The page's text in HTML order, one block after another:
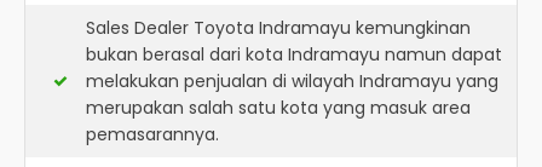
Sales Dealer Toyota Indramayu kemungkinan
bukan berasal dari kota Indramayu namun dapat
melakukan penjualan di wilayah Indramayu yang
merupakan salah satu kota yang masuk area
pemasarannya.